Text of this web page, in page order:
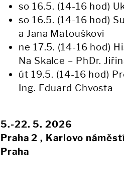
so 16.5. (14-16 hod)
so 16.5. (14-16 hod)
a Jana Matouškovi
ne 17.5. (14-16 hod)
Na Skalce – PhDr.
út 19.5. (14-16 hod)
Ing. Eduard Chvosta
5.-22. 5. 2026
Praha 2 , Karlovo
Praha